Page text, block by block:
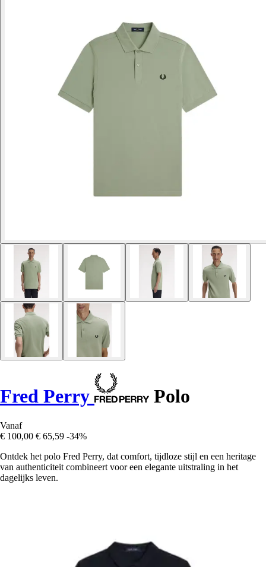
Fred Perry Polo
Vanaf
€ 100,00 € 65,59 -34%
Ontdek het polo Fred Perry, dat comfort, tijdloze stijl en een heritage
van authenticiteit combineert voor een elegante uitstraling in het
dagelijks leven.